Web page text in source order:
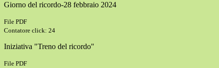
Giorno del ricordo-28 febbraio 2024
File PDF
Contatore click: 24
Iniziativa "Treno del ricordo"
File PDF